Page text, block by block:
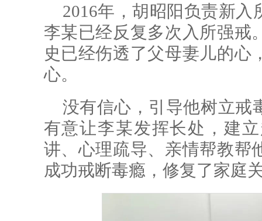
2016年，胡昭阳负责新
李某已经反复多次入所强戒
史已经伤透了父母妻儿的心
心。
没有信心，引导他树立戒
有意让李某发挥长处，建
讲、心理疏导、亲情帮教帮
成功戒断毒瘾，修复了家庭